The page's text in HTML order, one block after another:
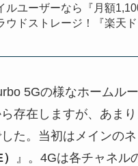
ルユーザーなら『月額
ウドストレージ！『楽天
5Gの様なホームル
存在しますが、あま
た。当初はメインの
』。4Gは各チャネル